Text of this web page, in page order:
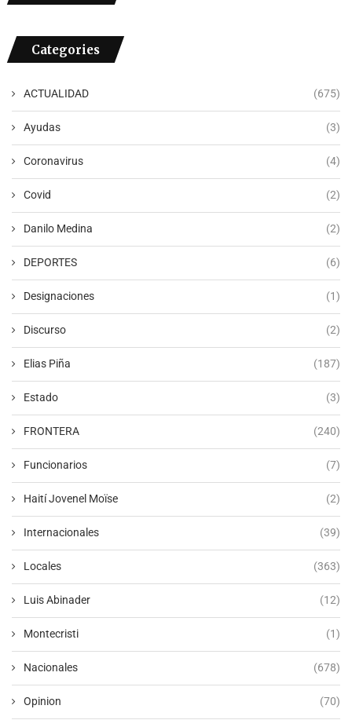
Categories
ACTUALIDAD (675)
Ayudas (3)
Coronavirus (4)
Covid (2)
Danilo Medina (2)
DEPORTES (6)
Designaciones (1)
Discurso (2)
Elias Piña (187)
Estado (3)
FRONTERA (240)
Funcionarios (7)
Haití Jovenel Moïse (2)
Internacionales (39)
Locales (363)
Luis Abinader (12)
Montecristi (1)
Nacionales (678)
Opinion (70)